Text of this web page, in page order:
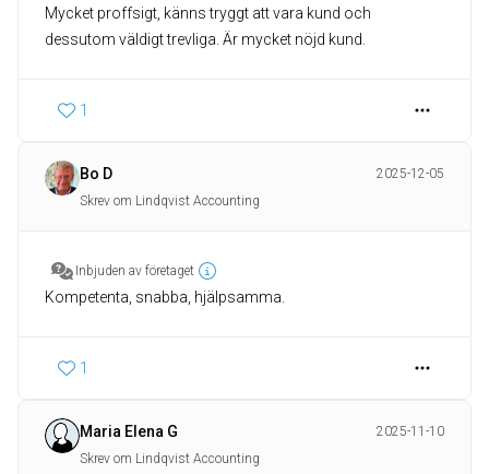
Mycket proffsigt, känns tryggt att vara kund och
dessutom väldigt trevliga. Är mycket nöjd kund.
1
Bo D
2025-12-05
Skrev om Lindqvist Accounting
Inbjuden av företaget
Kompetenta, snabba, hjälpsamma.
1
Maria Elena G
2025-11-10
Skrev om Lindqvist Accounting